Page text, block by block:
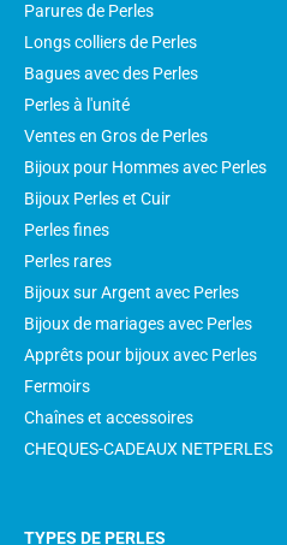
Parures de Perles
Longs colliers de Perles
Bagues avec des Perles
Perles à l'unité
Ventes en Gros de Perles
Bijoux pour Hommes avec Perles
Bijoux Perles et Cuir
Perles fines
Perles rares
Bijoux sur Argent avec Perles
Bijoux de mariages avec Perles
Apprêts pour bijoux avec Perles
Fermoirs
Chaînes et accessoires
CHEQUES-CADEAUX NETPERLES
TYPES DE PERLES